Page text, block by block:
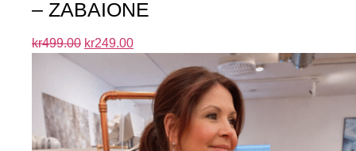
– ZABAIONE
kr499.00 kr249.00